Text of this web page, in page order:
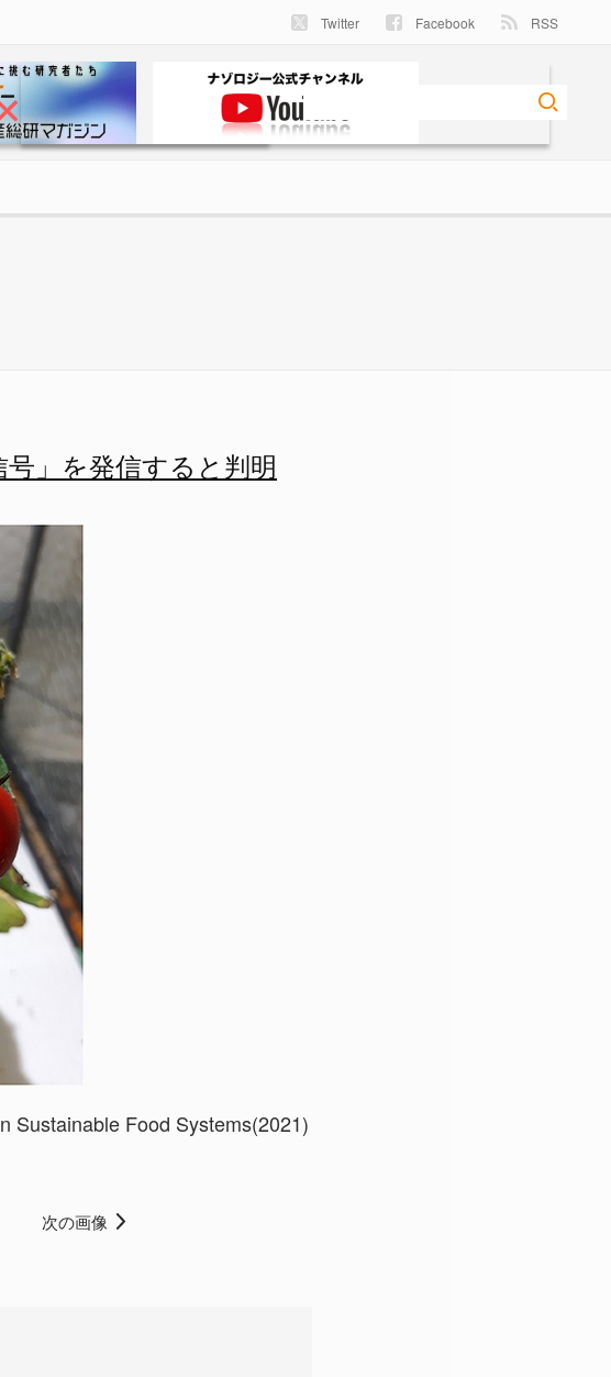
Twitter Facebook RSS
」を発信すると判明
Sustainable Food Systems(2021)
次の画像